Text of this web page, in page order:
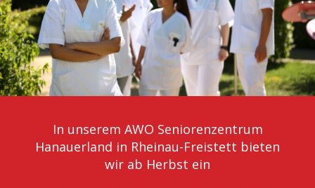
In unserem AWO Seniorenzentrum
Hanauerland in Rheinau-Freistett bieten
wir ab Herbst ein